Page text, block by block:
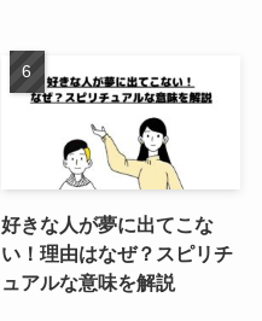
好きな人が夢に出てこな
い！理由はなぜ？スピリチ
ュアルな意味を解説